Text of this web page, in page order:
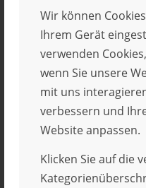
Wir können
Ihrem Gerät
verwenden
wenn Sie unsere
mit uns
verbessern und
Website anpassen.
Klicken Sie auf die
Umständen zu
rechtswidrige
zur Entfernung oder
Informationen nach
bleiben hiervon
Haftung ist jedoch
Kenntnis einer
möglich. Bei
Rechtsverletzungen
umgehend entfernen.